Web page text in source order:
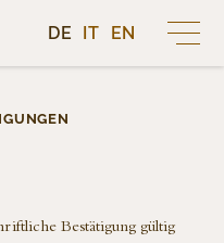
DE IT EN
Bestätigung gültig